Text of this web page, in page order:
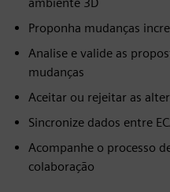
Proponha mudanças
Analise e valide as
mudanças
Aceitar ou rejeitar as
Sincronize dados entre
Acompanhe o processo
colaboração